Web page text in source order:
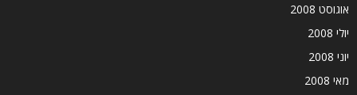
אוגוסט 2008
יולי 2008
יוני 2008
מאי 2008